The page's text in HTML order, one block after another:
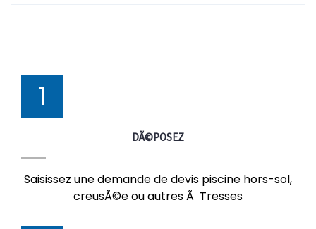
1
DÃ©POSEZ
Saisissez une demande de devis piscine hors-sol,
creusÃ©e ou autres Ã Tresses